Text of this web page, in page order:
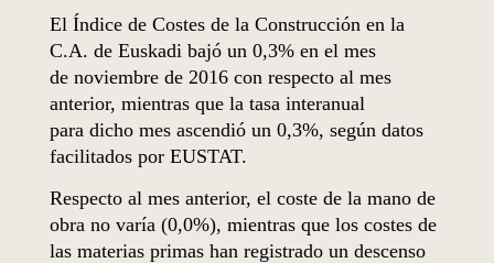
El Índice de Costes de la Construcción en la
C.A. de Euskadi bajó un 0,3% en el mes
de noviembre de 2016 con respecto al mes
anterior, mientras que la tasa interanual
para dicho mes ascendió un 0,3%, según datos
facilitados por EUSTAT.
Respecto al mes anterior, el coste de la mano de
obra no varía (0,0%), mientras que los costes de
las materias primas han registrado un descenso